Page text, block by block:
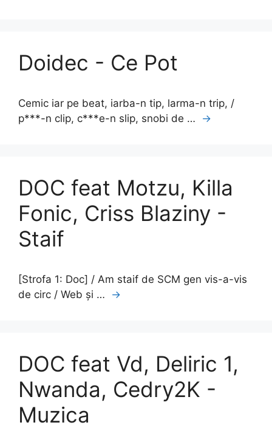
Doidec - Ce Pot
Cemic iar pe beat, iarba-n tip, larma-n trip, /
p***-n clip, c***e-n slip, snobi de …
→
DOC feat Motzu, Killa
Fonic, Criss Blaziny -
Staif
[Strofa 1: Doc] / Am staif de SCM gen vis-a-vis
de circ / Web și …
→
DOC feat Vd, Deliric 1,
Nwanda, Cedry2K -
Muzica